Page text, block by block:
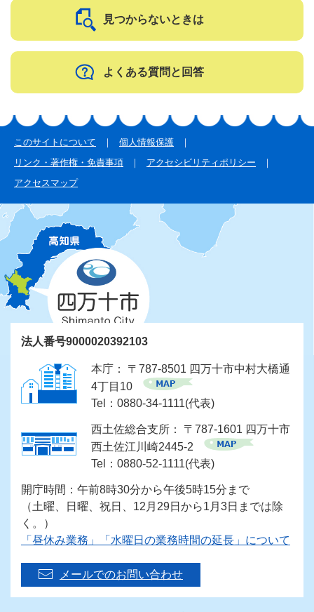
見つからないときは
よくある質問と回答
このサイトについて
個人情報保護
リンク・著作権・免責事項
アクセシビリティポリシー
アクセスマップ
法人番号9000020392103
本庁： 〒787-8501 四万十市中村大橋通
4丁目10
Tel：0880-34-1111(代表)
西土佐総合支所： 〒787-1601 四万十市
西土佐江川崎2445-2
Tel：0880-52-1111(代表)
開庁時間：午前8時30分から午後5時15分まで
（土曜、日曜、祝日、12月29日から1月3日までは除
く。）
「昼休み業務」「水曜日の業務時間の延長」について
メールでのお問い合わせ